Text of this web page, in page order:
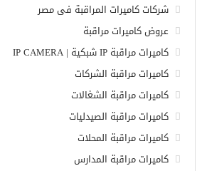
شركات كاميرات المراقبة فى مصر
عروض كاميرات مراقبة
كاميرات مراقبة IP شبكية | IP CAMERA
كاميرات مراقبة الشركات
كاميرات مراقبة الشغالات
كاميرات مراقبة الصيدليات
كاميرات مراقبة المحلات
كاميرات مراقبة المدارس